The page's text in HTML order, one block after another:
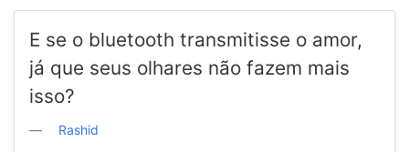
E se o bluetooth transmitisse o amor,
já que seus olhares não fazem mais
isso?
Rashid